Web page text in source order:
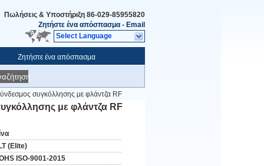
Πωλήσεις & Υποστήριξη 86-029-85955820
Ζητήστε ένα απόσπασμα - Email
Select Language
Ζητήστε ένα απόσπασμα
συγκόλλησης με φλάντζα RF
με φλάντζα RF
(Elite)
ISO-9001-2015